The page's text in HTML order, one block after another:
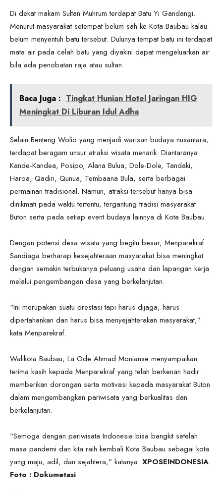
Di dekat makam Sultan Muhrum terdapat Batu Yi Gandangi.
Menurut masyarakat setempat belum sah ke Kota Baubau kalau
belum menyentuh batu tersebut. Dulunya tempat batu ini terdapat
mata air pada celah batu yang diyakini dapat mengeluarkan air
bila ada penobatan raja atau sultan.
Baca Juga : Tingkat Hunian Hotel Jaringan HIG
Meningkat Di Liburan Idul Adha
Selain Benteng Wolio yang menjadi warisan budaya nusantara,
terdapat beragam unsur atraksi wisata menarik. Diantaranya
Kande-Kandea, Posipo, Alana Bulua, Dole-Dole, Tandaki,
Haroa, Qadiri, Qunua, Tembaana Bula, serta berbagai
permainan tradisional. Namun, atraksi tersebut hanya bisa
dinikmati pada waktu tertentu, tergantung tradisi masyarakat
Buton serta pada setiap event budaya lainnya di Kota Baubau.
Dengan potensi desa wisata yang begitu besar, Menparekraf
Sandiaga berharap kesejahteraan masyarakat bisa meningkat
dengan semakin terbukanya peluang usaha dan lapangan kerja
melalui pengembangan desa yang berkelanjutan.
“Ini merupakan suatu prestasi tapi harus dijaga, harus
dipertahankan dan harus bisa menyejahterakan masyarakat,”
kata Menparekraf.
Walikota Baubau, La Ode Ahmad Monianse menyampaikan
terima kasih kepada Menparekraf yang telah berkenan hadir
memberikan dorongan serta motivasi kepada masyarakat Buton
dalam mengembangkan pariwisata yang berkualitas dan
berkelanjutan.
“Semoga dengan pariwisata Indonesia bisa bangkit setelah
masa pandemi dan kita raih kembali Kota Baubau sebagai kota
yang maju, adil, dan sejahtera,” katanya. XPOSEINDONESIA
Foto : Dokumetasi